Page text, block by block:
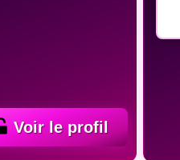
Voir le profil